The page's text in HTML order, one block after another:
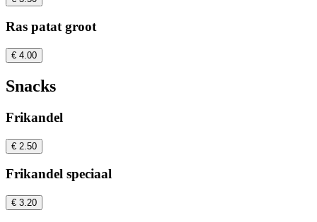
Ras patat groot
€ 4.00
Snacks
Frikandel
€ 2.50
Frikandel speciaal
€ 3.20